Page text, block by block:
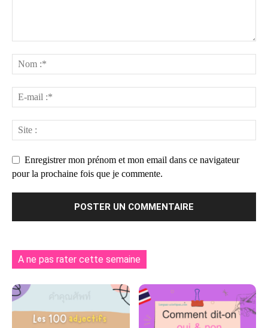
Enregistrer mon prénom et mon email dans ce navigateur
pour la prochaine fois que je commente.
A ne pas rater cette semaine